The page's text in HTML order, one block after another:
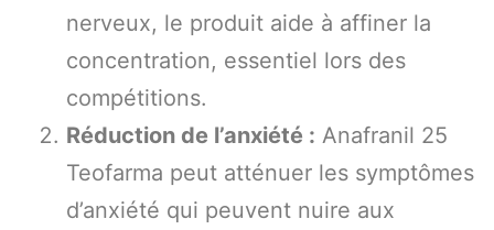
nerveux, le produit aide à affiner la
concentration, essentiel lors des
compétitions.
Réduction de l’anxiété : Anafranil 25
Teofarma peut atténuer les symptômes
d’anxiété qui peuvent nuire aux